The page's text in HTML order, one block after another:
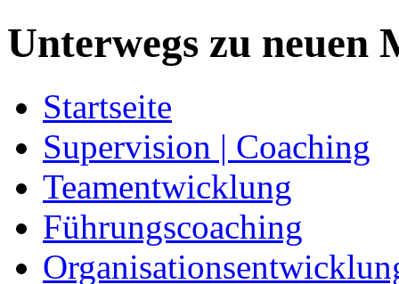
Unterwegs zu neuen
Startseite
Supervision | Coaching
Teamentwicklung
Führungscoaching